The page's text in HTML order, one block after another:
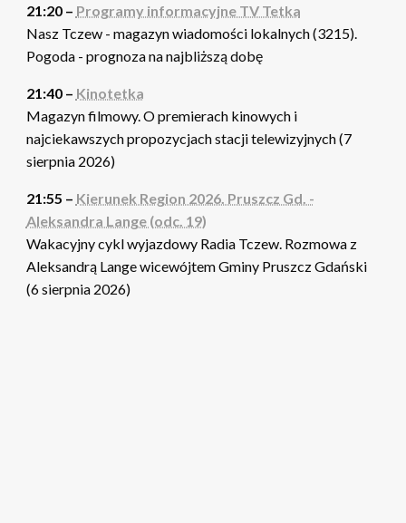
21:20 – Programy informacyjne TV Tetka
Nasz Tczew - magazyn wiadomości lokalnych (3215).
Pogoda - prognoza na najbliższą dobę
21:40 – Kinotetka
Magazyn filmowy. O premierach kinowych i
najciekawszych propozycjach stacji telewizyjnych (7
sierpnia 2026)
21:55 – Kierunek Region 2026. Pruszcz Gd. -
Aleksandra Lange (odc. 19)
Wakacyjny cykl wyjazdowy Radia Tczew. Rozmowa z
Aleksandrą Lange wicewójtem Gminy Pruszcz Gdański
(6 sierpnia 2026)